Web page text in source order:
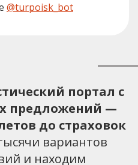
@turpoisk_bot
портал с
предложений —
до страховок
вариантов
и находим